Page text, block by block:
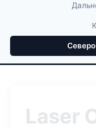
Laser